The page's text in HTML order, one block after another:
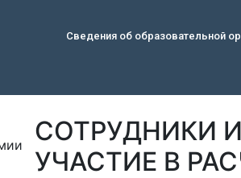
Сведения об образовательной
СОТРУДНИКИ
УЧАСТИЕ В